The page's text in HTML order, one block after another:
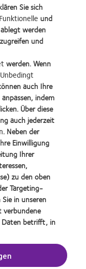
more
about
2019
BCLA
Industry
Award
Winner
für
zur neuen EU-
Sie sich
und
werden
und
werden. Wenn
Unbedingt
auch Ihre
indem
Über diese
auch jederzeit
. Neben der
Einwilligung
Ihrer
zu den oben
Targeting-
in unseren
verbundene
Daten betrifft, in